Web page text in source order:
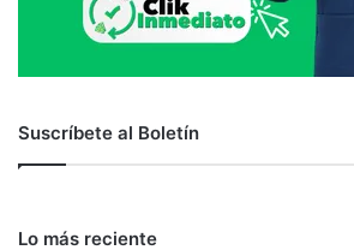
Suscríbete al Boletín
Lo más reciente